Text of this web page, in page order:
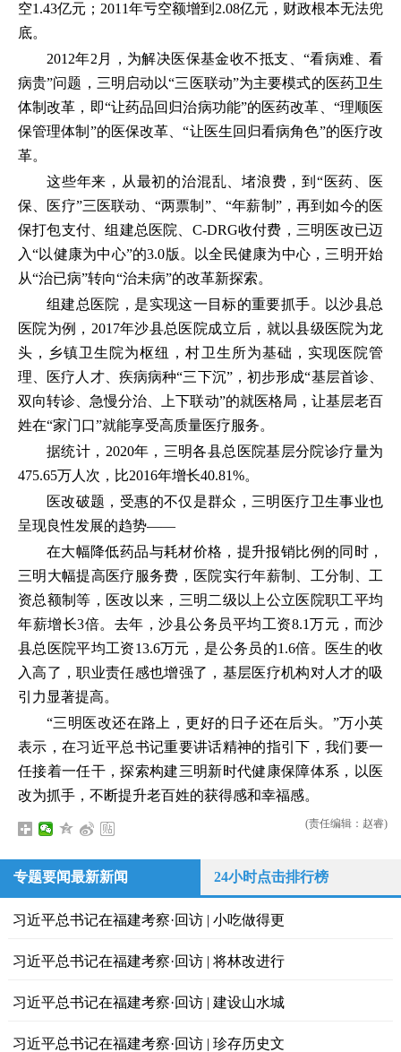
空1.43亿元；2011年亏空额增到2.08亿元，财政根本无法兜
底。
2012年2月，为解决医保基金收不抵支、“看病难、看
病贵”问题，三明启动以“三医联动”为主要模式的医药卫生
体制改革，即“让药品回归治病功能”的医药改革、“理顺医
保管理体制”的医保改革、“让医生回归看病角色”的医疗改
革。
这些年来，从最初的治混乱、堵浪费，到“医药、医
保、医疗”三医联动、“两票制”、“年薪制”，再到如今的医
保打包支付、组建总医院、C-DRG收付费，三明医改已迈
入“以健康为中心”的3.0版。以全民健康为中心，三明开始
从“治已病”转向“治未病”的改革新探索。
组建总医院，是实现这一目标的重要抓手。以沙县总
医院为例，2017年沙县总医院成立后，就以县级医院为龙
头，乡镇卫生院为枢纽，村卫生所为基础，实现医院管
理、医疗人才、疾病病种“三下沉”，初步形成“基层首诊、
双向转诊、急慢分治、上下联动”的就医格局，让基层老百
姓在“家门口”就能享受高质量医疗服务。
据统计，2020年，三明各县总医院基层分院诊疗量为
475.65万人次，比2016年增长40.81%。
医改破题，受惠的不仅是群众，三明医疗卫生事业也
呈现良性发展的趋势——
在大幅降低药品与耗材价格，提升报销比例的同时，
三明大幅提高医疗服务费，医院实行年薪制、工分制、工
资总额制等，医改以来，三明二级以上公立医院职工平均
年薪增长3倍。去年，沙县公务员平均工资8.1万元，而沙
县总医院平均工资13.6万元，是公务员的1.6倍。医生的收
入高了，职业责任感也增强了，基层医疗机构对人才的吸
引力显著提高。
“三明医改还在路上，更好的日子还在后头。”万小英
表示，在习近平总书记重要讲话精神的指引下，我们要一
任接着一任干，探索构建三明新时代健康保障体系，以医
改为抓手，不断提升老百姓的获得感和幸福感。
(责任编辑：赵睿)
专题要闻最新新闻 24小时点击排行榜
习近平总书记在福建考察·回访 | 小吃做得更
习近平总书记在福建考察·回访 | 将林改进行
习近平总书记在福建考察·回访 | 建设山水城
习近平总书记在福建考察·回访 | 珍存历史文